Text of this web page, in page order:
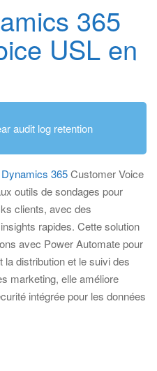
365
USL en
audit log retention
Dynamics 365Customer Voice
outils de sondages pour
clients, avec des
rapides. Cette solution
avec Power Automate pour
distribution et le suivi des
marketing, elle améliore
intégrée pour les données